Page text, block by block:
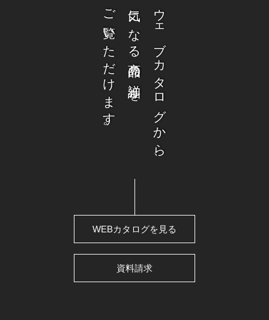
ウェブカタログから、
気になる商品の詳細を
ご覧いただけます。
WEBカタログを見る
資料請求